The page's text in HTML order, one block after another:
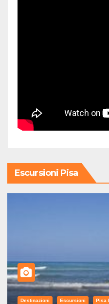
Escursioni Pisa
Destinazioni Escursioni Pisa